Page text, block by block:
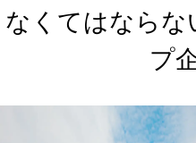
なくてはならな
プ